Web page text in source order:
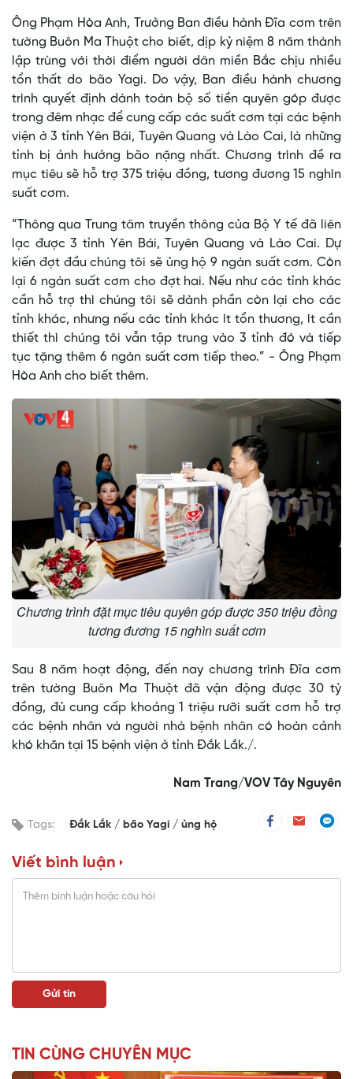
Ông Phạm Hòa Anh, Trưởng Ban điều hành Đĩa cơm trên
tường Buôn Ma Thuột cho biết, dịp kỷ niệm 8 năm thành
lập trùng với thời điểm người dân miền Bắc chịu nhiều
tổn thất do bão Yagi. Do vậy, Ban điều hành chương
trình quyết định dành toàn bộ số tiền quyên góp được
trong đêm nhạc để cung cấp các suất cơm tại các bệnh
viện ở 3 tỉnh Yên Bái, Tuyên Quang và Lào Cai, là những
tỉnh bị ảnh hưởng bão nặng nhất. Chương trình đề ra
mục tiêu sẽ hỗ trợ 375 triệu đồng, tương đương 15 nghìn
suất cơm.
“Thông qua Trung tâm truyền thông của Bộ Y tế đã liên
lạc được 3 tỉnh Yên Bái, Tuyên Quang và Lào Cai. Dự
kiến đợt đầu chúng tôi sẽ ủng hộ 9 ngàn suất cơm. Còn
lại 6 ngàn suất cơm cho đợt hai. Nếu như các tỉnh khác
cần hỗ trợ thì chúng tôi sẽ dành phần còn lại cho các
tỉnh khác, nhưng nếu các tỉnh khác ít tổn thương, ít cần
thiết thì chúng tôi vẫn tập trung vào 3 tỉnh đó và tiếp
tục tặng thêm 6 ngàn suất cơm tiếp theo.” - Ông Phạm
Hòa Anh cho biết thêm.
Chương trình đặt mục tiêu quyên góp được 350 triệu đồng
tương đương 15 nghìn suất cơm
Sau 8 năm hoạt động, đến nay chương trình Đĩa cơm
trên tường Buôn Ma Thuột đã vận động được 30 tỷ
đồng, đủ cung cấp khoảng 1 triệu rưỡi suất cơm hỗ trợ
các bệnh nhân và người nhà bệnh nhân có hoàn cảnh
khó khăn tại 15 bệnh viện ở tỉnh Đắk Lắk./.
Nam Trang/VOV Tây Nguyên
Tags: Đắk Lắk bão Yagi ủng hộ
Viết bình luận
TIN CÙNG CHUYÊN MỤC